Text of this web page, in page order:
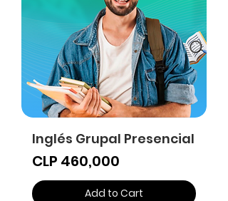
Inglés Grupal Presencial
Price
CLP 460,000
Add to Cart